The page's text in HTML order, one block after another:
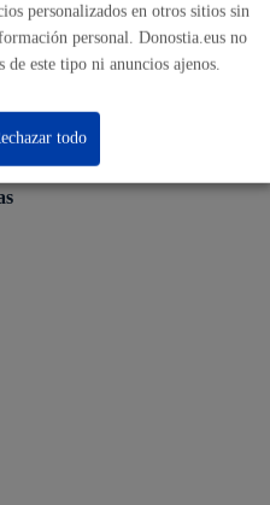
personalizados en otros sitios sin
personal. Donostia.eus no
este tipo ni anuncios ajenos.
todo